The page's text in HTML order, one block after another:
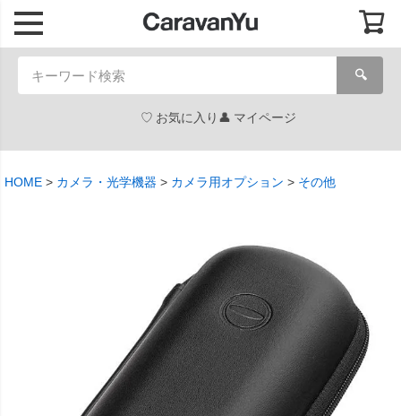
🔍
お気に入り マイページ
HOME カメラ・光学機器 カメラ用オプション その他